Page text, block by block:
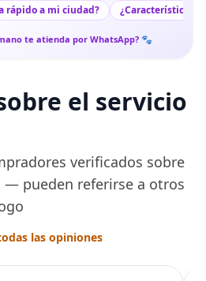
rápido a mi ciudad? ¿Características
te atienda por WhatsApp? 🐾
el servicio
verificados sobre
— pueden referirse a otros
las opiniones